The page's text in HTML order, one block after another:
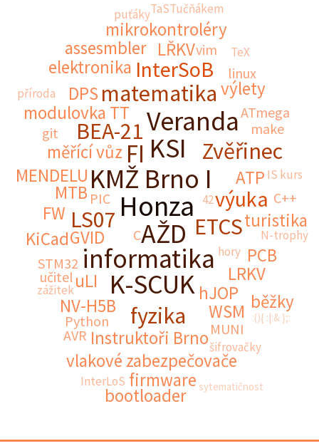
Honza
AŽD
KMŽ Brno I
informatika
KSI
K-SCUK
Veranda
FI
ETCS
LS07
BEA-21
matematika
fyzika
Zvěřinec
výuka
InterSoB
Instruktoři Brno
GVID
vlakové zabezpečovače
ATP
hJOP
uLI
měřící vůz
WSM
modulovka TT
NV-H5B
MTB
LRKV
LŘKV
MENDELU
mikrokontroléry
elektronika
DPS
PCB
KiCad
FW
firmware
bootloader
assesmbler
výlety
běžky
turistika
MUNI
učitel
STM32
ATmega
AVR
PIC
Python
C
C++
git
vim
make
linux
IS kurs
zážitek
InterLoS
šifrovačky
N-trophy
puťáky
příroda
hory
TeX
42
TaSTučňákem
:(){ :|:& };:
sytematičnost